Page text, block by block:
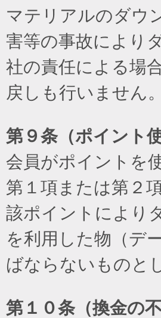
マテリアルのダウ
害等の事故により
社の責任による場
戻しも行いません。
第９条（ポイント
会員がポイントを
第１項または第２
該ポイントにより
を利用した物（デ
ばならないものと
第１０条（換金の不